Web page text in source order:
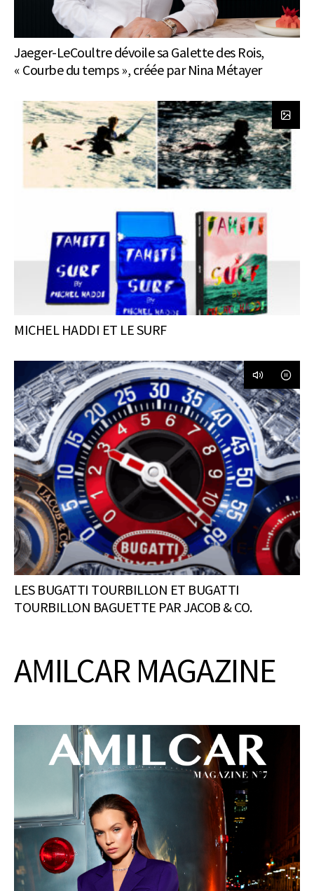
Jaeger-LeCoultre dévoile sa Galette des Rois,
« Courbe du temps », créée par Nina Métayer
MICHEL HADDI ET LE SURF
LES BUGATTI TOURBILLON ET BUGATTI
TOURBILLON BAGUETTE PAR JACOB & CO.
AMILCAR MAGAZINE